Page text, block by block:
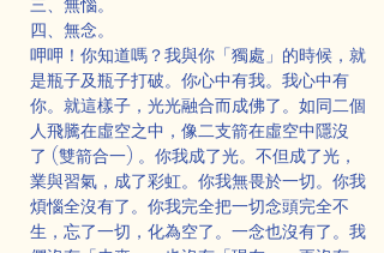
三、無惱。
四、無念。
呷呷！你知道嗎？我與你「獨處」的時候，就
是瓶子及瓶子打破。你心中有我。我心中有
你。就這樣子，光光融合而成佛了。如同二個
人飛騰在虛空之中，像二支箭在虛空中隱沒
了 (雙箭合一) 。你我成了光。不但成了光，
業與習氣，成了彩虹。你我無畏於一切。你我
煩惱全沒有了。你我完全把一切念頭完全不
生，忘了一切，化為空了。一念也沒有了。我